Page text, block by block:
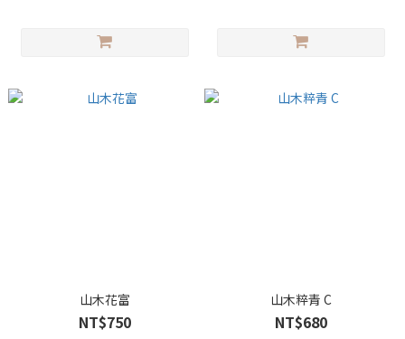
山木花富
NT$750
山木粹青 C
NT$680